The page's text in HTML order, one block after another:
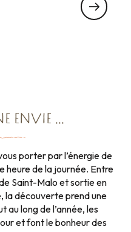
ET DE CORSAIRES
ENVIE ...
porter par l’énergie de
heure de la journée. Entre
Saint-Malo et sortie en
la découverte prend une
au long de l’année, les
et font le bonheur des